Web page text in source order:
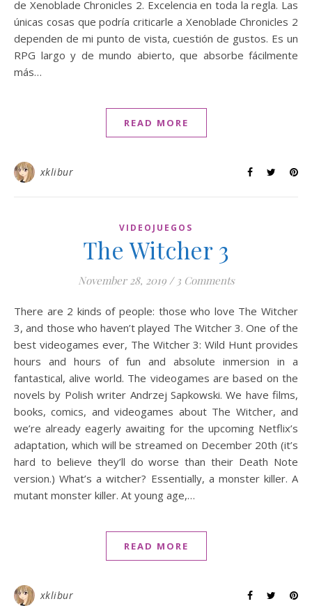
de Xenoblade Chronicles 2. Excelencia en toda la regla. Las
únicas cosas que podría criticarle a Xenoblade Chronicles 2
dependen de mi punto de vista, cuestión de gustos. Es un
RPG largo y de mundo abierto, que absorbe fácilmente
más…
READ MORE
xklibur
VIDEOJUEGOS
The Witcher 3
November 28, 2019 / 3 Comments
There are 2 kinds of people: those who love The Witcher
3, and those who haven’t played The Witcher 3. One of the
best videogames ever, The Witcher 3: Wild Hunt provides
hours and hours of fun and absolute inmersion in a
fantastical, alive world. The videogames are based on the
novels by Polish writer Andrzej Sapkowski. We have films,
books, comics, and videogames about The Witcher, and
we’re already eagerly awaiting for the upcoming Netflix’s
adaptation, which will be streamed on December 20th (it’s
hard to believe they’ll do worse than their Death Note
version.) What’s a witcher? Essentially, a monster killer. A
mutant monster killer. At young age,…
READ MORE
xklibur